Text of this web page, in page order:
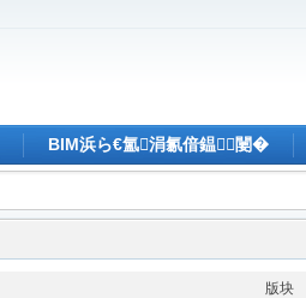
BIM浜ら€氳涓氱偣鎾闄�
版块